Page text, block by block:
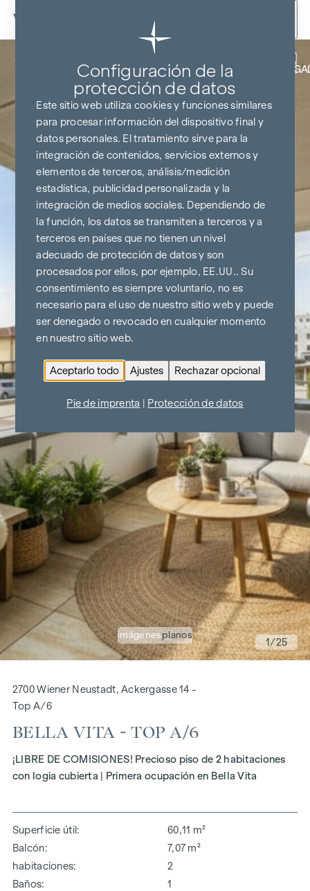
Ir al contenido
COCINA Y TELEVISOR DE
imágenes planos
1/25
2700 Wiener Neustadt, Ackergasse 14 -
Top A/6
BELLA VITA - TOP A/6
¡LIBRE DE COMISIONES! Precioso piso de 2 habitaciones
con logia cubierta | Primera ocupación en Bella Vita
Superficie útil
60,11 m²
Balcón
7,07 m²
habitaciones
2
Baños
1
Configuración de la
protección de datos
Este sitio web utiliza cookies y funciones similares
para procesar información del dispositivo final y
datos personales. El tratamiento sirve para la
integración de contenidos, servicios externos y
elementos de terceros, análisis/medición
estadística, publicidad personalizada y la
integración de medios sociales. Dependiendo de
la función, los datos se transmiten a terceros y a
terceros en países que no tienen un nivel
adecuado de protección de datos y son
procesados por ellos, por ejemplo, EE.UU.. Su
consentimiento es siempre voluntario, no es
necesario para el uso de nuestro sitio web y puede
ser denegado o revocado en cualquier momento
en nuestro sitio web.
Aceptarlo todo Ajustes Rechazar opcional
Pie de imprenta Protección de datos